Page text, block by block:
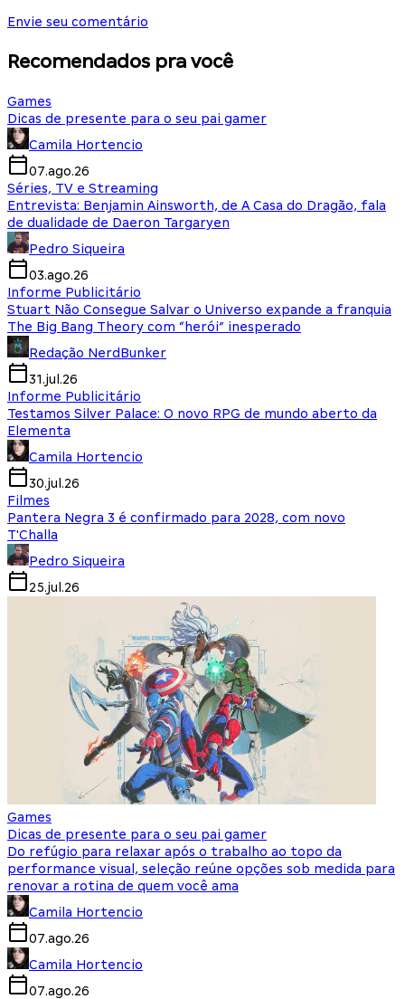
Envie seu comentário
Recomendados pra você
Games
Dicas de presente para o seu pai gamer
Camila Hortencio
07.ago.26
Séries, TV e Streaming
Entrevista: Benjamin Ainsworth, de A Casa do Dragão, fala
de dualidade de Daeron Targaryen
Pedro Siqueira
03.ago.26
Informe Publicitário
Stuart Não Consegue Salvar o Universo expande a franquia
The Big Bang Theory com “herói” inesperado
Redação NerdBunker
31.jul.26
Informe Publicitário
Testamos Silver Palace: O novo RPG de mundo aberto da
Elementa
Camila Hortencio
30.jul.26
Filmes
Pantera Negra 3 é confirmado para 2028, com novo
T'Challa
Pedro Siqueira
25.jul.26
Games
Dicas de presente para o seu pai gamer
Do refúgio para relaxar após o trabalho ao topo da
performance visual, seleção reúne opções sob medida para
renovar a rotina de quem você ama
Camila Hortencio
07.ago.26
Camila Hortencio
07.ago.26